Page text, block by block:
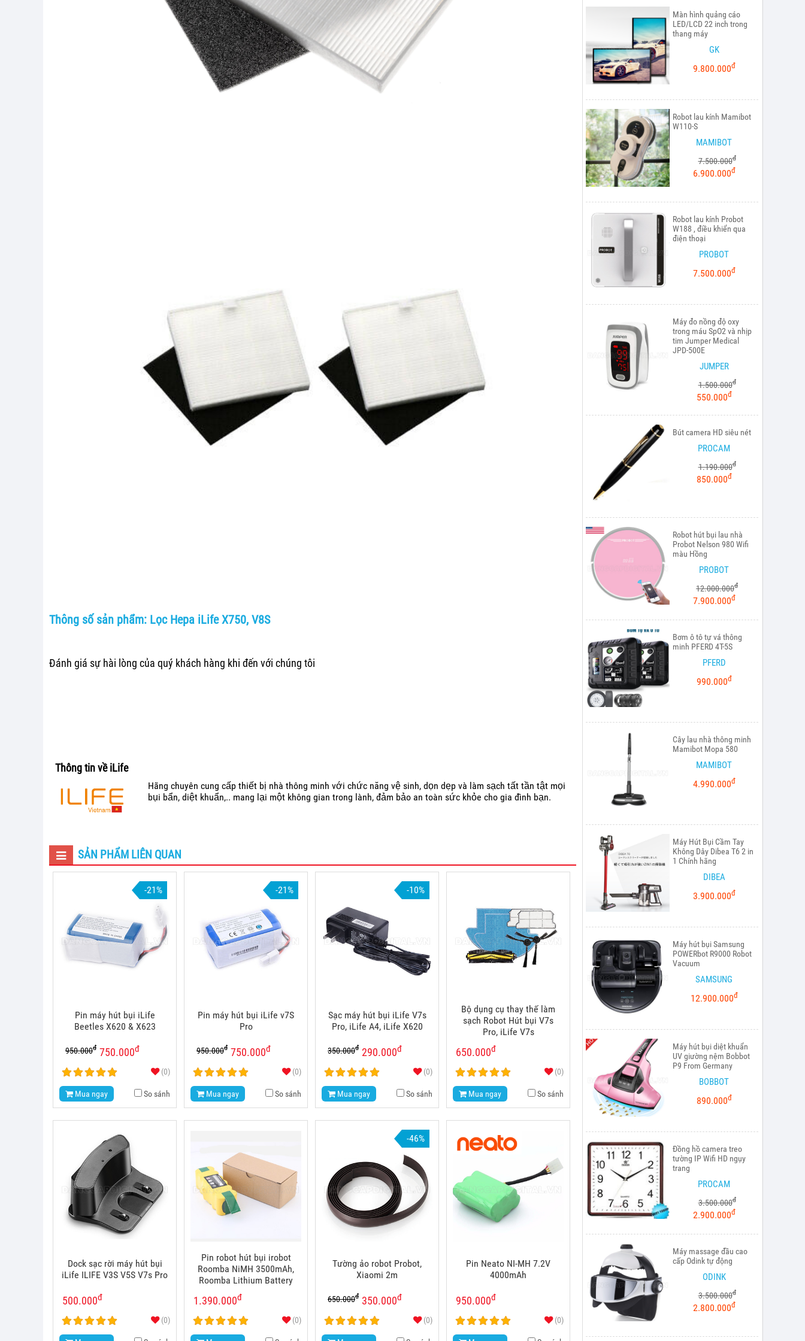
Thông số sản phẩm: Lọc Hepa iLife X750, V8S
Đánh giá sự hài lòng của quý khách hàng khi đến với chúng tôi
Thông tin về iLife
Hãng chuyên cung cấp thiết bị nhà thông minh với chức năng vệ sinh, dọn dẹp và làm sạch tất tần tật mọi
bụi bẩn, diệt khuẩn,.. mang lại một không gian trong lành, đảm bảo an toàn sức khỏe cho gia đình bạn.
SẢN PHẨM LIÊN QUAN
-21%
Pin máy hút bụi iLife
Beetles X620 & X623
750.000đ
950.000đ
(0)
Mua ngay So sánh
-21%
Pin máy hút bụi iLife v7S
Pro
750.000đ
950.000đ
(0)
Mua ngay So sánh
-10%
Sạc máy hút bụi iLife V7s
Pro, iLife A4, iLife X620
290.000đ
350.000đ
(0)
Mua ngay So sánh
Bộ dụng cụ thay thế làm
sạch Robot Hút bụi V7s
Pro, iLife V7s
650.000đ
(0)
Mua ngay So sánh
Dock sạc rời máy hút bụi
iLife ILIFE V3S V5S V7s Pro
500.000đ
(0)
Pin robot hút bụi irobot
Roomba NiMH 3500mAh,
Roomba Lithium Battery
1.390.000đ
(0)
-46%
Tường ảo robot Probot,
Xiaomi 2m
350.000đ
650.000đ
(0)
Pin Neato NI-MH 7.2V
4000mAh
950.000đ
(0)
Màn hình quảng cáo
LED/LCD 22 inch trong
thang máy
GK
9.800.000đ
Robot lau kính Mamibot
W110-S
MAMIBOT
7.500.000đ
6.900.000đ
Robot lau kính Probot
W188 , điều khiển qua
điện thoại
PROBOT
7.500.000đ
Máy đo nồng độ oxy
trong máu SpO2 và nhịp
tim Jumper Medical
JPD-500E
JUMPER
1.500.000đ
550.000đ
Bút camera HD siêu nét
PROCAM
1.190.000đ
850.000đ
Robot hút bụi lau nhà
Probot Nelson 980 Wifi
màu Hồng
PROBOT
12.000.000đ
7.900.000đ
Bơm ô tô tự vá thông
minh PFERD 4T-5S
PFERD
990.000đ
Cây lau nhà thông minh
Mamibot Mopa 580
MAMIBOT
4.990.000đ
Máy Hút Bụi Cầm Tay
Không Dây Dibea T6 2 in
1 Chính hãng
DIBEA
3.900.000đ
Máy hút bụi Samsung
POWERbot R9000 Robot
Vacuum
SAMSUNG
12.900.000đ
Máy hút bụi diệt khuẩn
UV giường nệm Bobbot
P9 From Germany
BOBBOT
890.000đ
Đồng hồ camera treo
tường IP Wifi HD ngụy
trang
PROCAM
3.500.000đ
2.900.000đ
Máy massage đầu cao
cấp Odink tự động
ODINK
3.500.000đ
2.800.000đ